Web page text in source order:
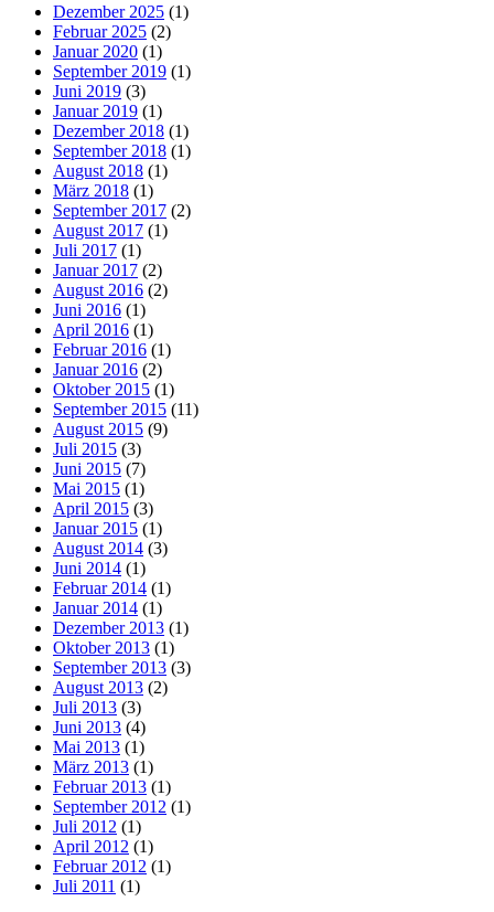
Dezember 2025 (1)
Februar 2025 (2)
Januar 2020 (1)
September 2019 (1)
Juni 2019 (3)
Januar 2019 (1)
Dezember 2018 (1)
September 2018 (1)
August 2018 (1)
März 2018 (1)
September 2017 (2)
August 2017 (1)
Juli 2017 (1)
Januar 2017 (2)
August 2016 (2)
Juni 2016 (1)
April 2016 (1)
Februar 2016 (1)
Januar 2016 (2)
Oktober 2015 (1)
September 2015 (11)
August 2015 (9)
Juli 2015 (3)
Juni 2015 (7)
Mai 2015 (1)
April 2015 (3)
Januar 2015 (1)
August 2014 (3)
Juni 2014 (1)
Februar 2014 (1)
Januar 2014 (1)
Dezember 2013 (1)
Oktober 2013 (1)
September 2013 (3)
August 2013 (2)
Juli 2013 (3)
Juni 2013 (4)
Mai 2013 (1)
März 2013 (1)
Februar 2013 (1)
September 2012 (1)
Juli 2012 (1)
April 2012 (1)
Februar 2012 (1)
Juli 2011 (1)